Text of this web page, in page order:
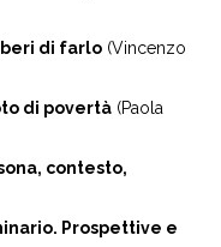
di farlo (Vincenzo
di povertà (Paola
contesto,
Prospettive e